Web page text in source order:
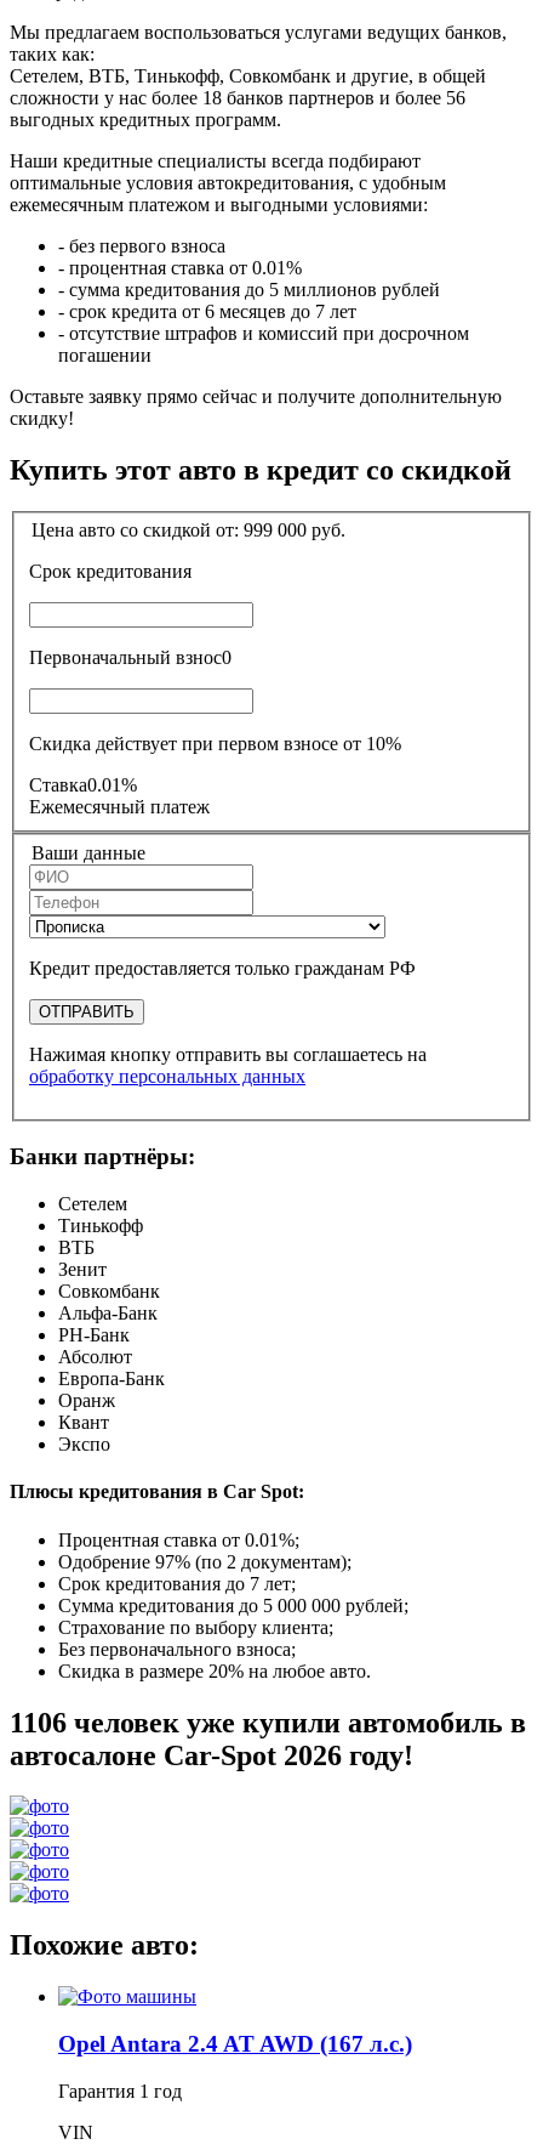
Мы предлагаем воспользоваться услугами ведущих банков,
таких как:
Сетелем, ВТБ, Тинькофф, Совкомбанк и другие, в общей
сложности у нас более 18 банков партнеров и более 56
выгодных кредитных программ.
Наши кредитные специалисты всегда подбирают
оптимальные условия автокредитования, с удобным
ежемесячным платежом и выгодными условиями:
- без первого взноса
- процентная ставка от 0.01%
- сумма кредитования до 5 миллионов рублей
- срок кредита от 6 месяцев до 7 лет
- отсутствие штрафов и комиссий при досрочном
погашении
Оставьте заявку прямо сейчас и получите дополнительную
скидку!
Купить этот авто в кредит со скидкой
Цена авто со скидкой от: 999 000 руб.
Срок кредитования
Первоначальный взнос0
Скидка действует при первом взносе от 10%
Ставка0.01%
Ежемесячный платеж
Ваши данные
Кредит предоставляется только гражданам РФ
ОТПРАВИТЬ
Нажимая кнопку отправить вы соглашаетесь на
обработку персональных данных
Банки партнёры:
Сетелем
Тинькофф
ВТБ
Зенит
Совкомбанк
Альфа-Банк
РН-Банк
Абсолют
Европа-Банк
Оранж
Квант
Экспо
Плюсы кредитования в Car Spot:
Процентная ставка от 0.01%;
Одобрение 97% (по 2 документам);
Срок кредитования до 7 лет;
Сумма кредитования до 5 000 000 рублей;
Страхование по выбору клиента;
Без первоначального взноса;
Скидка в размере 20% на любое авто.
1106 человек уже купили автомобиль в
автосалоне Car-Spot 2026 году!
Похожие авто:
Opel Antara 2.4 AT AWD (167 л.с.)
Гарантия 1 год
VIN